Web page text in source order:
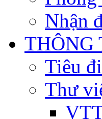
Nhận
THÔNG
Tiêu
Thư